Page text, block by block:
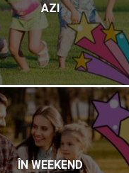
AZI
ÎN WEEKEND